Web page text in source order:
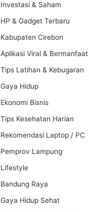
Investasi & Saham
HP & Gadget Terbaru
Kabupaten Cirebon
Aplikasi Viral & Bermanfaat
Tips Latihan & Kebugaran
Gaya Hidup
Ekonomi Bisnis
Tips Kesehatan Harian
Rekomendasi Laptop / PC
Pemprov Lampung
Lifestyle
Bandung Raya
Gaya Hidup Sehat